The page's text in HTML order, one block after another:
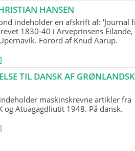
HANSEN
indeholder en afskrift af: 'Journal
1830-40 i Arveprinsens Eilande,
Forord af Knud Aarup.
TIL DANSK AF
maskinskrevne artikler fra
og Atuagagdliutit 1948. På dansk.